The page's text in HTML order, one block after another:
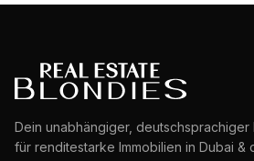
Dein unabhängiger, deutschsprachiger
für renditestarke Immobilien in Dubai &